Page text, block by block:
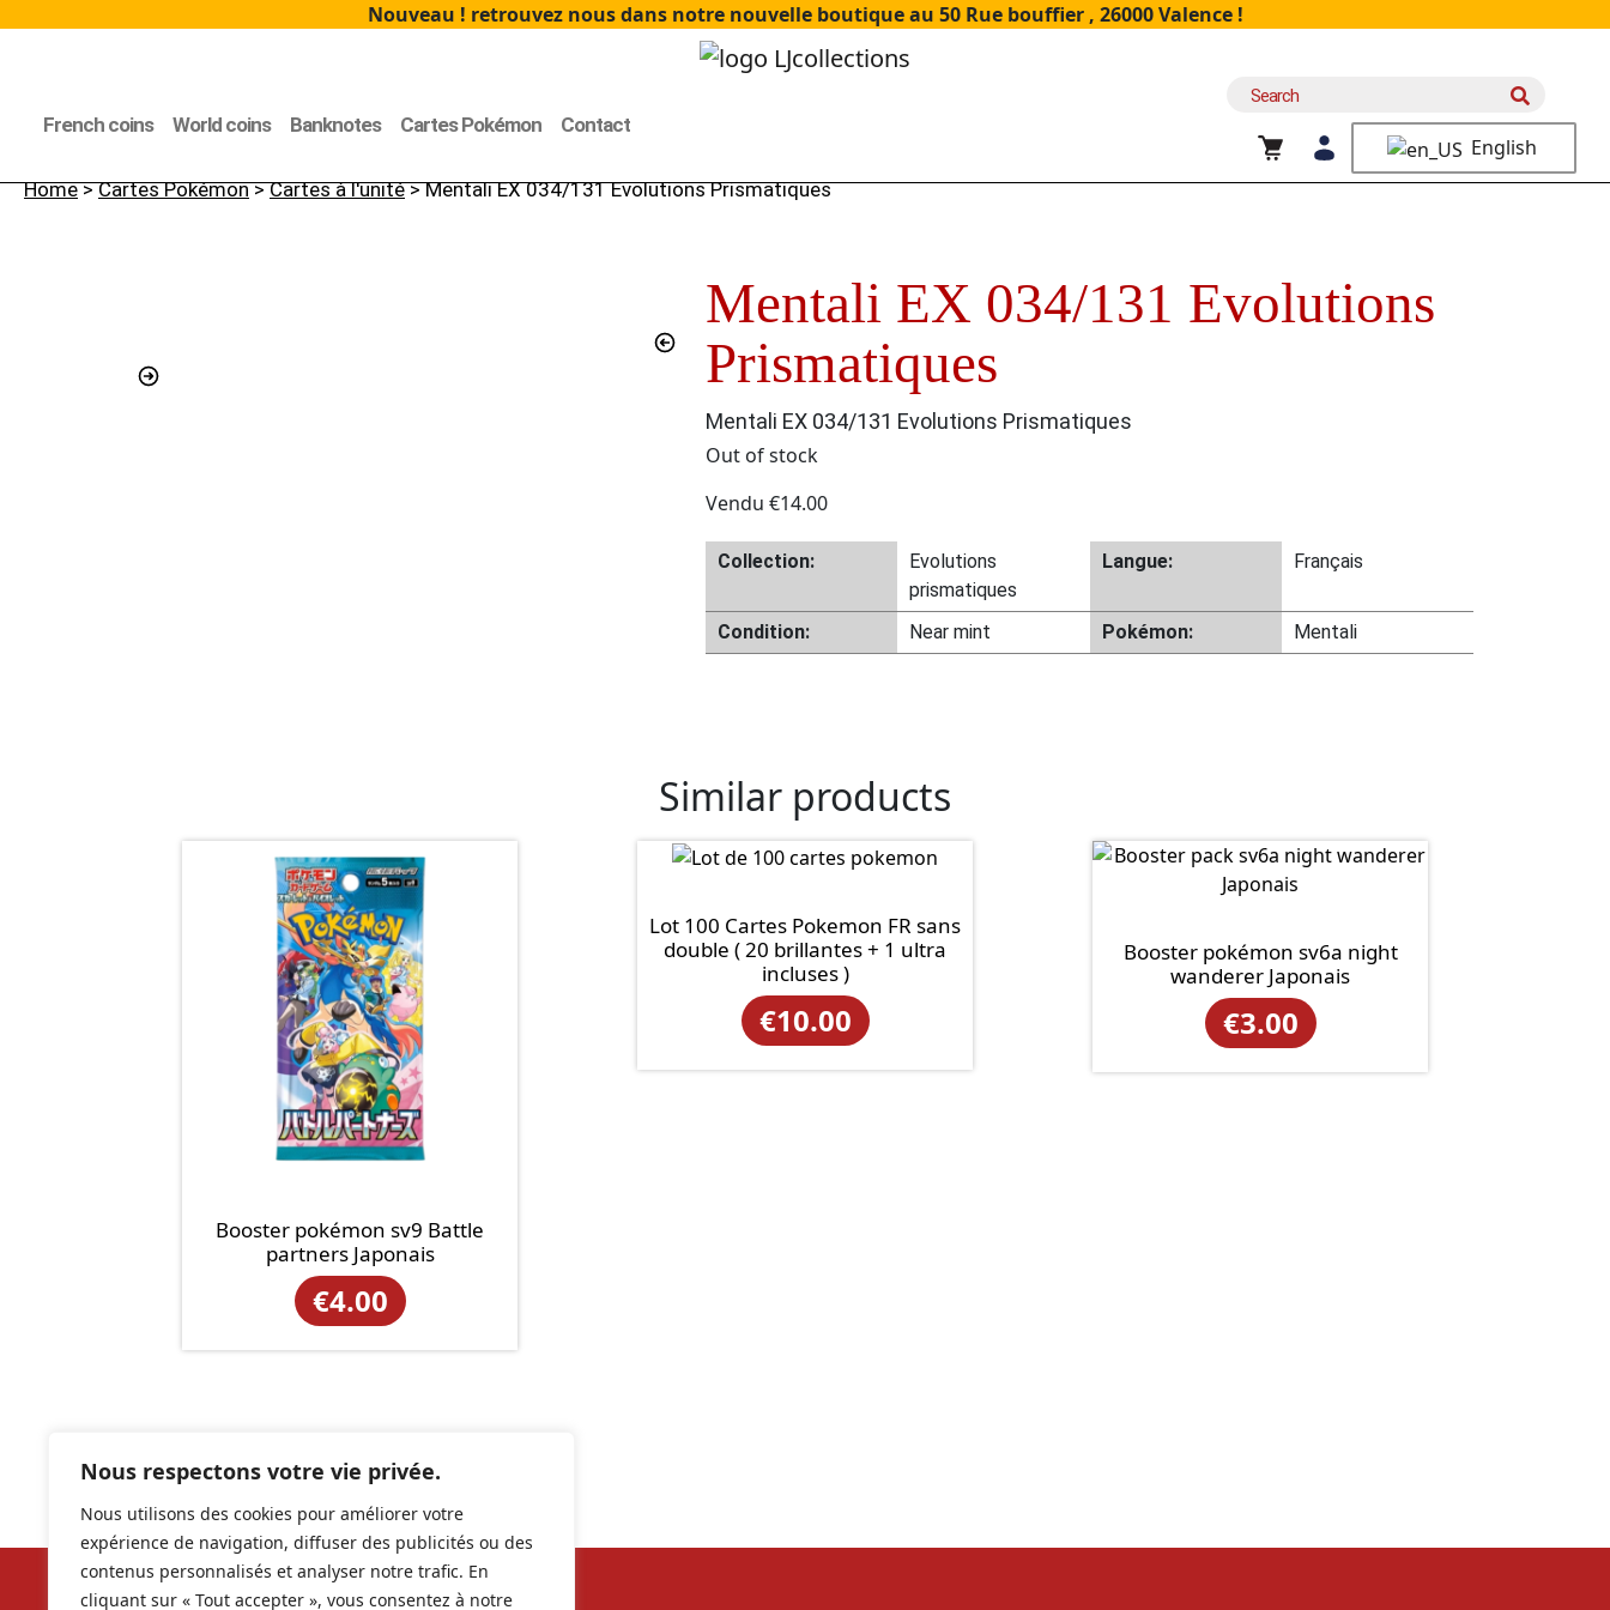
Nous respectons votre vie privée.
Nous utilisons des cookies pour améliorer votre
expérience de navigation, diffuser des publicités ou des
contenus personnalisés et analyser notre trafic. En
cliquant sur « Tout accepter », vous consentez à notre
Nouveau ! retrouvez nous dans notre nouvelle boutique au 50 Rue bouffier , 26000 Valence !
French coins World coins Banknotes Cartes Pokémon Contact
Search
English
Home>Cartes Pokémon>Cartes à l'unité> Mentali EX 034/131 Evolutions Prismatiques
Mentali EX 034/131 Evolutions
Prismatiques
Mentali EX 034/131 Evolutions Prismatiques
Out of stock
Vendu €14.00
Collection:
Evolutions
prismatiques
Langue: Français
Condition: Near mint Pokémon: Mentali
Similar products
Booster pokémon sv9 Battle
partners Japonais
€4.00
Lot 100 Cartes Pokemon FR sans
double ( 20 brillantes + 1 ultra
incluses )
€10.00
Booster pokémon sv6a night
wanderer Japonais
€3.00